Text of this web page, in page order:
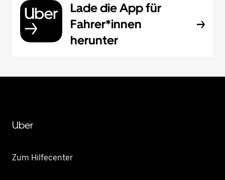
Lade die App für
Fahrer*innen
herunter
Uber
Zum Hilfecenter